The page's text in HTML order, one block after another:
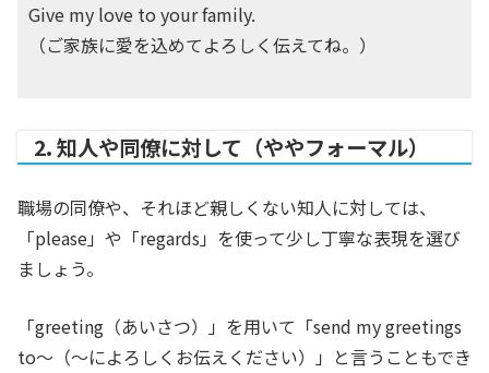
Give my love to your family.
（ご家族に愛を込めてよろしく伝えてね。）
2. 知人や同僚に対して（ややフォーマル）
職場の同僚や、それほど親しくない知人に対しては、
「please」や「regards」を使って少し丁寧な表現を選び
ましょう。
「greeting（あいさつ）」を用いて「send my greetings
to〜（〜によろしくお伝えください）」と言うこともでき